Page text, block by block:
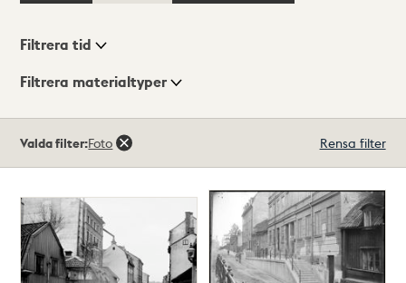
Visningsläge
Filtrera tid
Filtrera materialtyper
träffar
Valda filter:Foto Rensa filter